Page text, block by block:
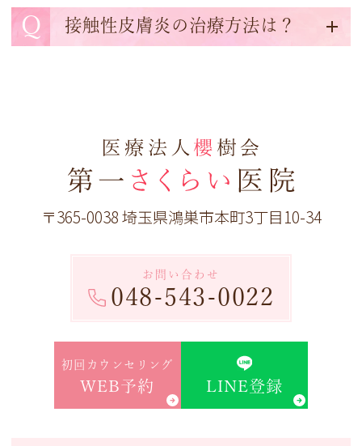
Q 接触性皮膚炎の治療方法は？
〒365-0038 埼玉県鴻巣市本町3丁目10-34
お問い合わせ
048-543-0022
初回カウンセリング
WEB予約 LINE登録